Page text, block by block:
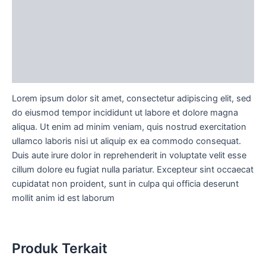
Lorem ipsum dolor sit amet, consectetur adipiscing elit, sed
do eiusmod tempor incididunt ut labore et dolore magna
aliqua. Ut enim ad minim veniam, quis nostrud exercitation
ullamco laboris nisi ut aliquip ex ea commodo consequat.
Duis aute irure dolor in reprehenderit in voluptate velit esse
cillum dolore eu fugiat nulla pariatur. Excepteur sint occaecat
cupidatat non proident, sunt in culpa qui officia deserunt
mollit anim id est laborum
Produk Terkait